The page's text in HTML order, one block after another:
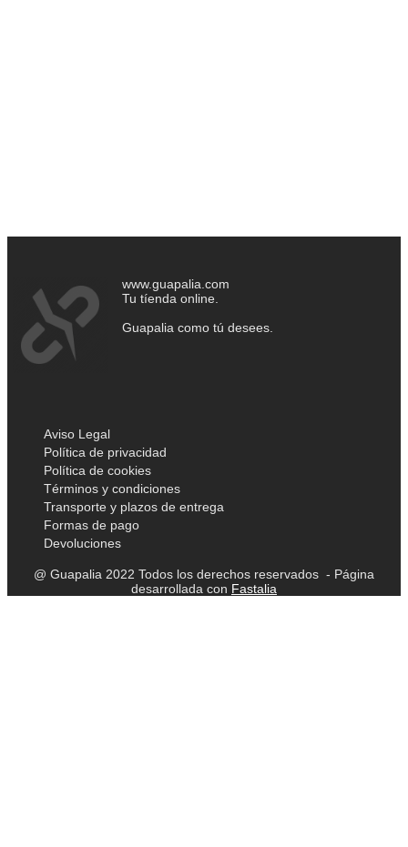
www.guapalia.com
Tu tíenda online.
Guapalia como tú desees.
Aviso Legal
Política de privacidad
Política de cookies
Términos y condiciones
Transporte y plazos de entrega
Formas de pago
Devoluciones
@ Guapalia 2022 Todos los derechos reservados - Página
desarrollada con Fastalia